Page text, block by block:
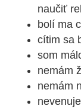
naučiť
bolí ma
cítim sa
som
nemám
nemám